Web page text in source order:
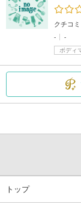
クチコ
-
-
ボディ
トップ